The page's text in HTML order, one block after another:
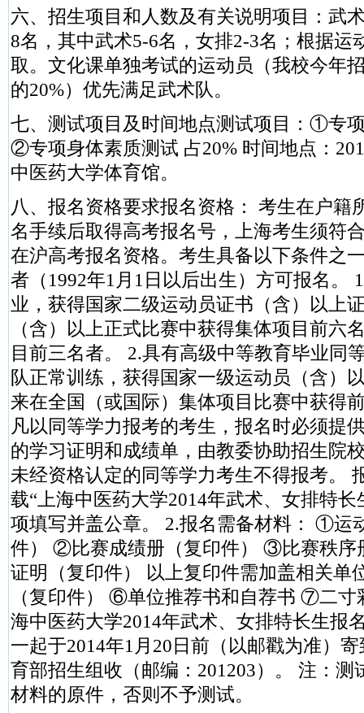
六、招生项目和人数及有关说明项目：武
8名，其中武术5-6名，女排2-3名；根据运
取。文化课单独考试的运动员（我校今年
的20%）优先满足武术队。
七、测试项目及时间地点测试项目：①专
②专项身体素质测试 占20% 时间地点：
中医药大学体育馆。
八、报名资格要求报名资格： 考生在户籍
名手续后取得高考报名号，上海考生须符
在沪高考报名资格。考生具备以下条件之
者（1992年1月1日以后出生）方可报名。
业，获得国家二级运动员证书（含）以上
（含）以上正式比赛中获得集体项目前六
目前三名者。 2.具有高级中等教育毕业同
队正常训练，获得国家一级运动员（含）
来在全国（或国际）集体项目比赛中获
凡以同等学力报考的考生，报名时必须提
的学习证明和成绩单，由教委协助招生院
未经资格认定的同等学力考生不得报考。
载“上海中医药大学2014年武术、女排特
项填写并盖公章。 2.报名需备材料： ①运
件） ②比赛成绩册（复印件） ③比赛秩序
证明（复印件） 以上复印件需加盖相关
（复印件） ⑥单位推荐书和自荐书 ⑦二寸
海中医药大学2014年武术、女排特长生报
一起于2014年1月20日前（以邮戳为准）
育部招生组收（邮编：201203）。 注：测
材料的原件，否则不予测试。